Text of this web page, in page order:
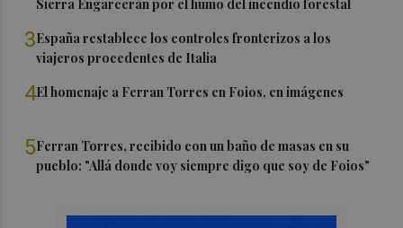
Sierra Engarcerán por el humo del incendio forestal
3España restablece los controles fronterizos a los
viajeros procedentes de Italia
4El homenaje a Ferran Torres en Foios, en imágenes
5Ferran Torres, recibido con un baño de masas en su
pueblo: "Allá donde voy siempre digo que soy de Foios"